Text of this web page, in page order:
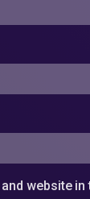
and website